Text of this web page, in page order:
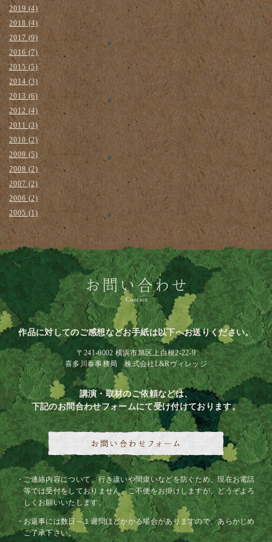
2019(4)
2018 (4)
2017(9)
2016(7)
2015(5)
2014(3)
2013(6)
2012 (4)
2011(3)
2010(2)
2009 (5)
2008 (2)
2007(2)
2006(2)
2005 (1)
作品に対してのご感想などお手紙は以下へお送りください。
〒241-0002 横浜市旭区上白根2-22-9
喜多川泰事務局 株式会社L&Rヴィレッジ
講演・取材のご依頼などは、
下記のお問合わせフォームにて受け付けております。
ご連絡内容について、行き違いや間違いなどを防ぐため、現在お電話
等では受付をしておりません。ご不便をお掛けしますが、どうぞよろ
しくお願いいたします。
お返事には数日～１週間ほどかかる場合がありますので、あらかじめ
ご了承下さい。